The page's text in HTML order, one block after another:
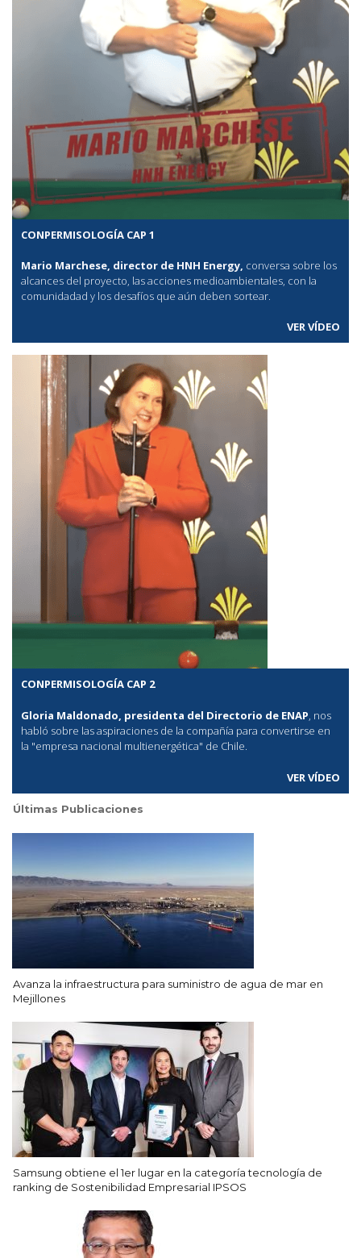
CONPERMISOLOGÍA CAP 1
Mario Marchese, director de HNH Energy, conversa sobre los
alcances del proyecto, las acciones medioambientales, con la
comunidadad y los desafíos que aún deben sortear.
VER VÍDEO
CONPERMISOLOGÍA CAP 2
Gloria Maldonado, presidenta del Directorio de ENAP, nos
habló sobre las aspiraciones de la compañía para convertirse en
la "empresa nacional multienergética" de Chile.
VER VÍDEO
Últimas Publicaciones
Avanza la infraestructura para suministro de agua de mar en
Mejillones
Samsung obtiene el 1er lugar en la categoría tecnología de
ranking de Sostenibilidad Empresarial IPSOS